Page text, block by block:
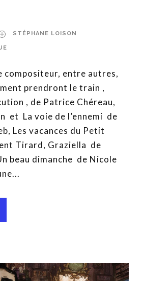
STÉPHANE LOISON
compositeur, entre autres,
prendront le train ,
, de Patrice Chéreau,
et La voie de l’ennemi de
Les vacances du Petit
Tirard, Graziella de
beau dimanche de Nicole